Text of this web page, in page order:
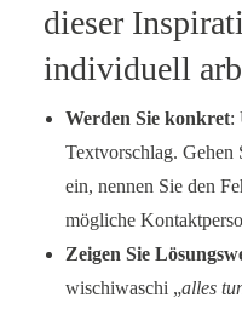
dieser
individuell
Werden Sie konkret:
Textvorschlag. Gehen
ein, nennen Sie den
mögliche
Zeigen Sie
wischiwaschi „alles